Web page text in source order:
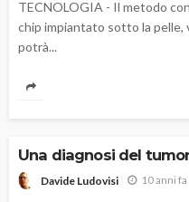
TECNOLOGIA - Il metodo
chip impiantato sotto la
potrà...
Una diagnosi del
Davide Ludovisi 10 anni fa